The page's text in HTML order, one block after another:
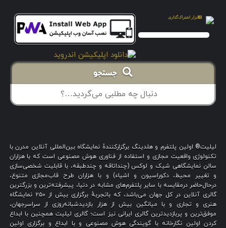
جستجو
لیلیت® اولین پلتفرم و هلدینگ برگزارکنندهٔ نمایشگاه بین‌المللی آنلاین مدرن با
تکنولوژی واقعیت مجازی و استفاده از فناوری هوش مصنوعی است که با هزاران
سالن نمایشگاهی شیک و لوکس (چنداتاقه و چندطبقه، با قابلیت شخصی‌سازی
و تغییر محیط، دکوراسیون و اشیاء) و با هزاران طرح قاب‌مجازی متنوع،
درحال‌حاضر درمقایسه با سایر پلتفرم‌های مشابه در دنیا، پیشرفته‌ترین و بزرگترین
گالری آنلاین در کل جهان می‌باشد، که باتجربهٔ برگزاری بیش از ۲۵۰ نمایشگاه
هنری و تجاری و با میانگین بیش از هزار بازدیدشبانه‌روزی از سراسرجهان،
موفق‌ترین و پربازدیدترین گالری ایرانی نیز است؛ گالری لیلیت همچنین با ابداع
کردن اولین نگارخانه با گویندگی هوش مصنوعی و با ابداع و برگزاری اولین